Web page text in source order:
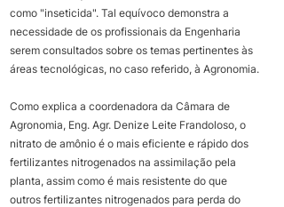
como "inseticida". Tal equívoco demonstra a
necessidade de os profissionais da Engenharia
serem consultados sobre os temas pertinentes às
áreas tecnológicas, no caso referido, à Agronomia.
Como explica a coordenadora da Câmara de
Agronomia, Eng. Agr. Denize Leite Frandoloso, o
nitrato de amônio é o mais eficiente e rápido dos
fertilizantes nitrogenados na assimilação pela
planta, assim como é mais resistente do que
outros fertilizantes nitrogenados para perda do